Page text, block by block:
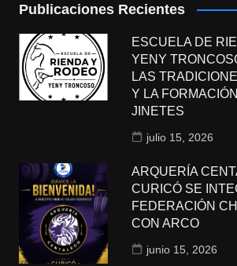
Publicaciones Recientes
ESCUELA DE
YENY
LAS
Y LA
JINETES
julio 15, 2026
ARQUERÍA
CURICÓ SE
FEDERACIÓN
CON ARCO
junio 15, 2026